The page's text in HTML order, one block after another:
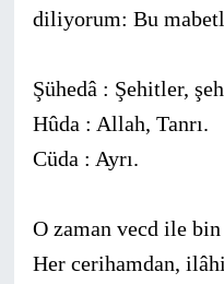
diliyorum: Bu
Şühedâ : Şehitler,
Hûda : Allah, Tanrı.
Cüda : Ayrı.
O zaman vecd ile bin
Her cerihamdan,